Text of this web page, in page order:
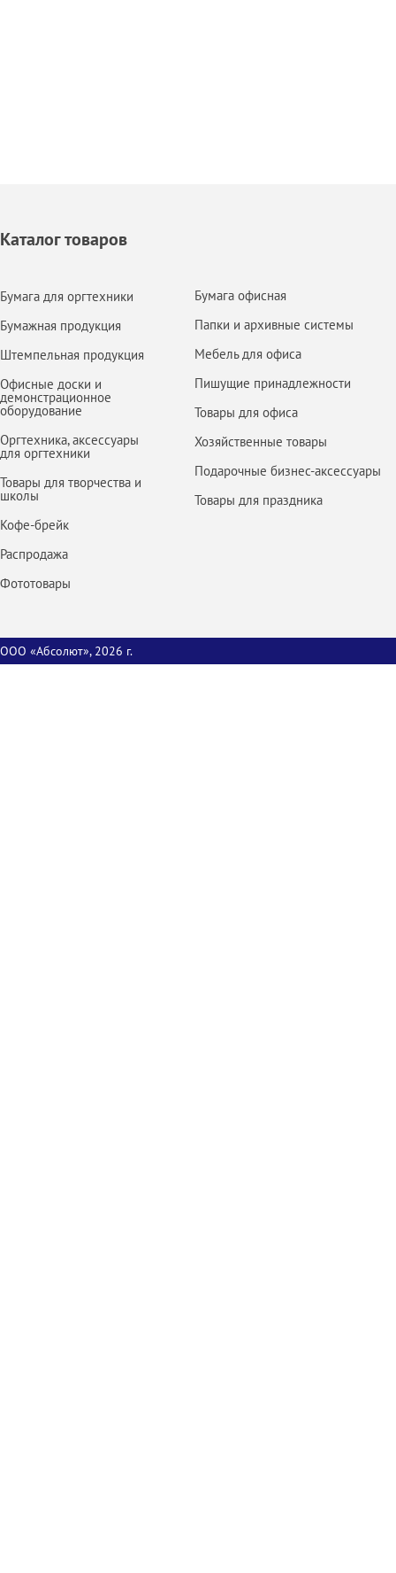
Каталог товаров
Бумага для оргтехники
Бумажная продукция
Штемпельная продукция
Офисные доски и
демонстрационное
оборудование
Оргтехника, аксессуары
для оргтехники
Товары для творчества и
школы
Кофе-брейк
Распродажа
Фототовары
Бумага офисная
Папки и архивные системы
Мебель для офиса
Пишущие принадлежности
Товары для офиса
Хозяйственные товары
Подарочные бизнес-аксессуары
Товары для праздника
ООО «Абсолют», 2026 г.